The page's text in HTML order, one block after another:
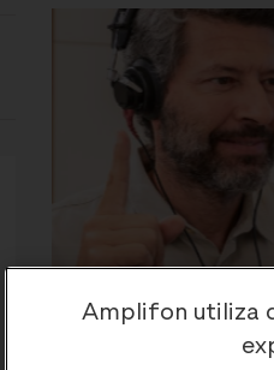
Amplifon utiliza